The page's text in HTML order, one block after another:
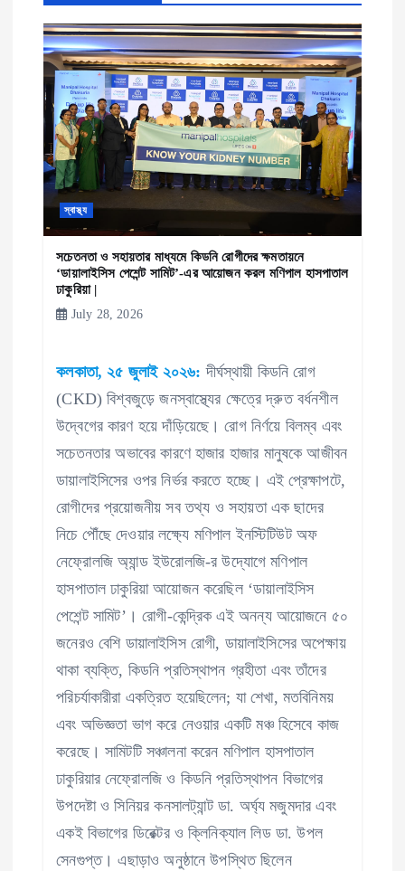
a
o
n
স্বাস্থ্য
সচেতনতা ও সহায়তার মাধ্যমে কিডনি রোগীদের ক্ষমতায়নে
‘ডায়ালাইসিস পেশেন্ট সামিট’-এর আয়োজন করল মণিপাল হাসপাতাল
ঢাকুরিয়া |
July 28, 2026
কলকাতা, ২৫ জুলাই ২০২৬: দীর্ঘস্থায়ী কিডনি রোগ
(CKD) বিশ্বজুড়ে জনস্বাস্থ্যের ক্ষেত্রে দ্রুত বর্ধনশীল
উদ্বেগের কারণ হয়ে দাঁড়িয়েছে। রোগ নির্ণয়ে বিলম্ব এবং
সচেতনতার অভাবের কারণে হাজার হাজার মানুষকে আজীবন
ডায়ালাইসিসের ওপর নির্ভর করতে হচ্ছে। এই প্রেক্ষাপটে,
রোগীদের প্রয়োজনীয় সব তথ্য ও সহায়তা এক ছাদের
নিচে পৌঁছে দেওয়ার লক্ষ্যে মণিপাল ইনস্টিটিউট অফ
নেফ্রোলজি অ্যান্ড ইউরোলজি-র উদ্যোগে মণিপাল
হাসপাতাল ঢাকুরিয়া আয়োজন করেছিল ‘ডায়ালাইসিস
পেশেন্ট সামিট’। রোগী-কেন্দ্রিক এই অনন্য আয়োজনে ৫০
জনেরও বেশি ডায়ালাইসিস রোগী, ডায়ালাইসিসের অপেক্ষায়
থাকা ব্যক্তি, কিডনি প্রতিস্থাপন গ্রহীতা এবং তাঁদের
পরিচর্যাকারীরা একত্রিত হয়েছিলেন; যা শেখা, মতবিনিময়
এবং অভিজ্ঞতা ভাগ করে নেওয়ার একটি মঞ্চ হিসেবে কাজ
করেছে। সামিটটি সঞ্চালনা করেন মণিপাল হাসপাতাল
ঢাকুরিয়ার নেফ্রোলজি ও কিডনি প্রতিস্থাপন বিভাগের
উপদেষ্টা ও সিনিয়র কনসালট্যান্ট ডা. অর্ঘ্য মজুমদার এবং
একই বিভাগের ডিরেক্টর ও ক্লিনিক্যাল লিড ডা. উপল
সেনগুপ্ত। এছাড়াও অনুষ্ঠানে উপস্থিত ছিলেন